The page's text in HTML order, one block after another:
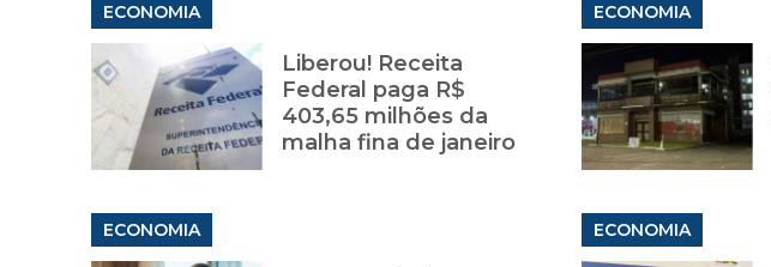
ECONOMIA
Liberou! Receita
Federal paga R$
403,65 milhões da
malha fina de janeiro
ECONOMIA
ECONOMIA ECONOMIA